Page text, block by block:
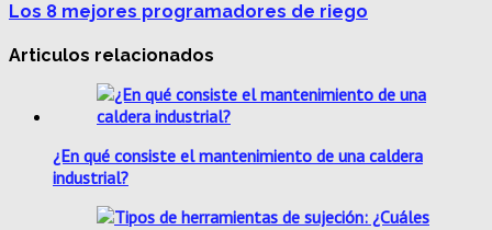
Los 8 mejores programadores de riego
Articulos relacionados
¿En qué consiste el mantenimiento de una caldera
industrial?